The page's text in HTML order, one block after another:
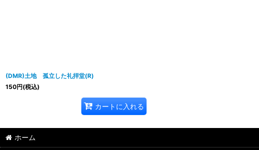
(DMR)土地 孤立した礼拝堂(R)
150円(税込)
カートに入れる
ホーム